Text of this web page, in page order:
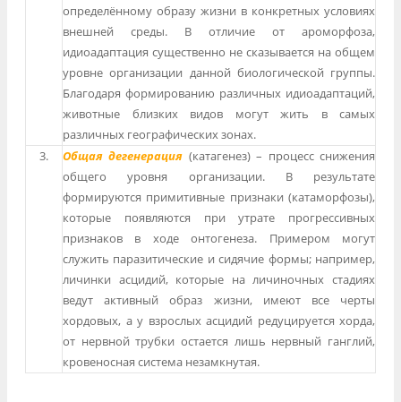
определённому образу жизни в конкретных условиях
внешней среды. В отличие от ароморфоза,
идиоадаптация существенно не сказывается на общем
уровне организации данной биологической группы.
Благодаря формированию различных идиоадаптаций,
животные близких видов могут жить в самых
различных географических зонах.
3.
Общая дегенерация (катагенез) – процесс снижения
общего уровня организации. В результате
формируются примитивные признаки (катаморфозы),
которые появляются при утрате прогрессивных
признаков в ходе онтогенеза. Примером могут
служить паразитические и сидячие формы; например,
личинки асцидий, которые на личиночных стадиях
ведут активный образ жизни, имеют все черты
хордовых, а у взрослых асцидий редуцируется хорда,
от нервной трубки остается лишь нервный ганглий,
кровеносная система незамкнутая.